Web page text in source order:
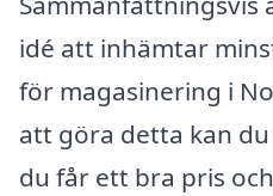
idé att inhämtar
för magasinering i
att göra detta kan
du får ett bra pris